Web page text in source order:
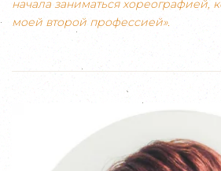
начала заниматься хореографией,
моей второй профессией».